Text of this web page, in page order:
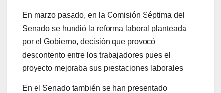
En marzo pasado, en la Comisión Séptima del
Senado se hundió la reforma laboral planteada
por el Gobierno, decisión que provocó
descontento entre los trabajadores pues el
proyecto mejoraba sus prestaciones laborales.
En el Senado también se han presentado